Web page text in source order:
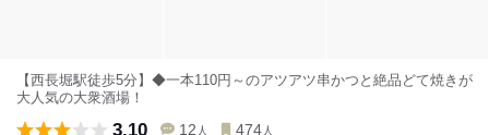
【西長堀駅徒歩5分】◆一本110円～のアツアツ串かつと絶品どて焼きが
大人気の大衆酒場！
3.10 12 人 474 人